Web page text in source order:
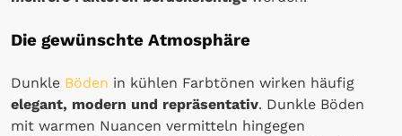
Die gewünschte Atmosphäre
Dunkle Böden in kühlen Farbtönen wirken häufig
elegant, modern und repräsentativ. Dunkle Böden
mit warmen Nuancen vermitteln hingegen